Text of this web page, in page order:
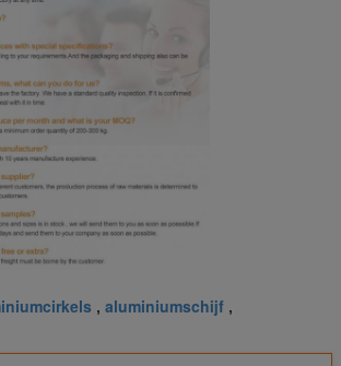
, aluminiumschijf ,